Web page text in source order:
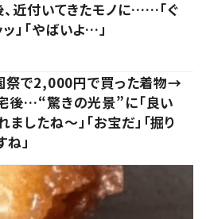
、近付いてきたモノに……「ぐ
」「やばいよ…」
祭で2,000円で買った着物→
後…“驚きの光景”に「良い
したね～」「お宝だ」「掘り
」